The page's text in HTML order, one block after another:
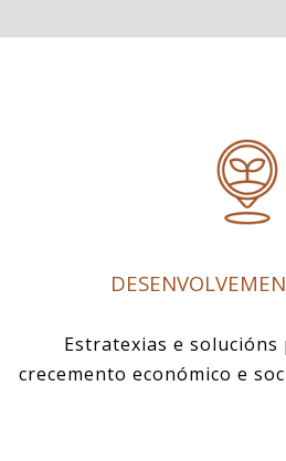
Estratexias e
crecemento económico e